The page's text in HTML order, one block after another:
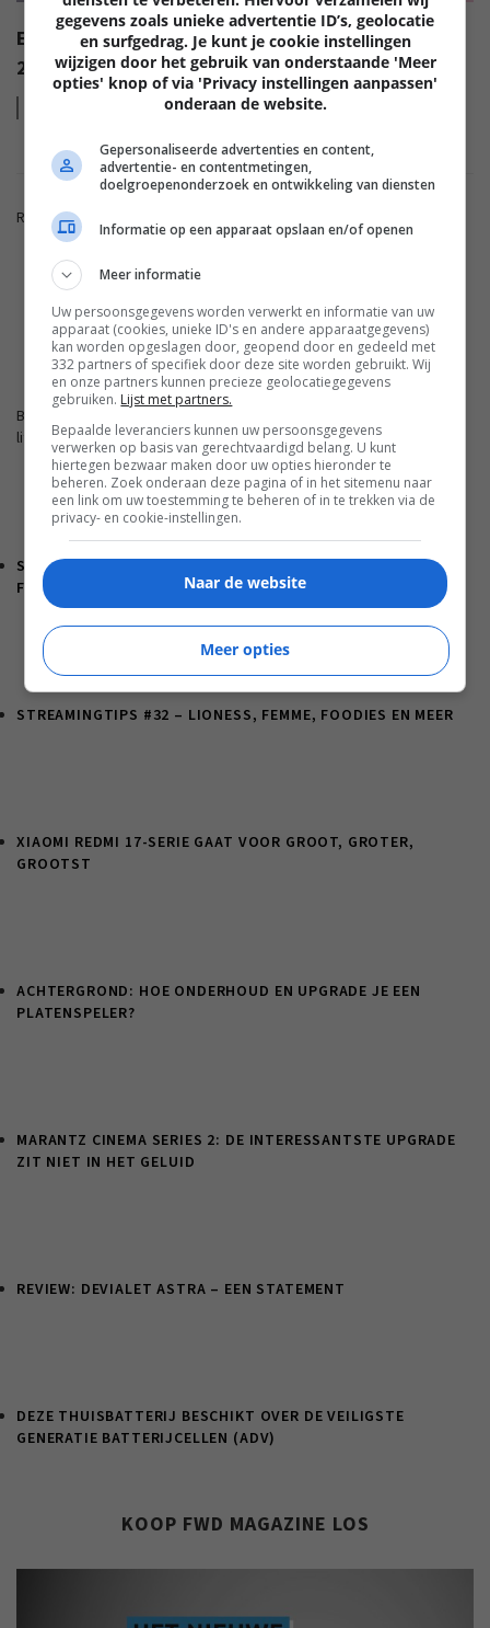
EISA AWARDS: WAT ZIJN DE BESTE PRODUCTEN VAN
2022?
Reacties zijn gesloten.
ADVERTENTIE
FWD.NL
Blijf op de hoogte met de nieuwste artikelen van ons
lifestyleplatform en bezoek FWD.nl.
SAMSUNG GALAXY Z SERIES ZET VOLGENDE STAP IN
FOLDABLES
STREAMINGTIPS #32 – LIONESS, FEMME, FOODIES EN MEER
XIAOMI REDMI 17-SERIE GAAT VOOR GROOT, GROTER,
GROOTST
ACHTERGROND: HOE ONDERHOUD EN UPGRADE JE EEN
PLATENSPELER?
MARANTZ CINEMA SERIES 2: DE INTERESSANTSTE UPGRADE
ZIT NIET IN HET GELUID
REVIEW: DEVIALET ASTRA – EEN STATEMENT
DEZE THUISBATTERIJ BESCHIKT OVER DE VEILIGSTE
GENERATIE BATTERIJCELLEN (ADV)
KOOP FWD MAGAZINE LOS
gegevens zoals unieke advertentie ID’s, geolocatie
en surfgedrag. Je kunt je cookie instellingen
wijzigen door het gebruik van onderstaande 'Meer
opties' knop of via 'Privacy instellingen aanpassen'
onderaan de website.
Gepersonaliseerde advertenties en content,
advertentie- en contentmetingen,
doelgroepenonderzoek en ontwikkeling van diensten
Informatie op een apparaat opslaan en/of openen
Meer informatie
Uw persoonsgegevens worden verwerkt en informatie van uw
apparaat (cookies, unieke ID's en andere apparaatgegevens)
kan worden opgeslagen door, geopend door en gedeeld met
332 partners of specifiek door deze site worden gebruikt. Wij
en onze partners kunnen precieze geolocatiegegevens
gebruiken. Lijst met partners.
Bepaalde leveranciers kunnen uw persoonsgegevens
verwerken op basis van gerechtvaardigd belang. U kunt
hiertegen bezwaar maken door uw opties hieronder te
beheren. Zoek onderaan deze pagina of in het sitemenu naar
een link om uw toestemming te beheren of in te trekken via de
privacy- en cookie-instellingen.
Naar de website
Meer opties